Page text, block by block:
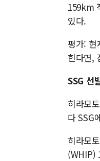
159km
있다.
평가: 현
힌다면,
SSG 선
히라모
다 SSG
히라모
(WHIP)